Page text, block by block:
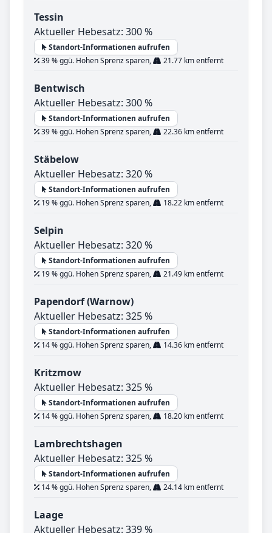
Tessin
Aktueller Hebesatz: 300 %
Standort-Informationen aufrufen
39 % ggü. Hohen Sprenz sparen,
21.77 km entfernt
Bentwisch
Aktueller Hebesatz: 300 %
Standort-Informationen aufrufen
39 % ggü. Hohen Sprenz sparen,
22.36 km entfernt
Stäbelow
Aktueller Hebesatz: 320 %
Standort-Informationen aufrufen
19 % ggü. Hohen Sprenz sparen,
18.22 km entfernt
Selpin
Aktueller Hebesatz: 320 %
Standort-Informationen aufrufen
19 % ggü. Hohen Sprenz sparen,
21.49 km entfernt
Papendorf (Warnow)
Aktueller Hebesatz: 325 %
Standort-Informationen aufrufen
14 % ggü. Hohen Sprenz sparen,
14.36 km entfernt
Kritzmow
Aktueller Hebesatz: 325 %
Standort-Informationen aufrufen
14 % ggü. Hohen Sprenz sparen,
18.20 km entfernt
Lambrechtshagen
Aktueller Hebesatz: 325 %
Standort-Informationen aufrufen
14 % ggü. Hohen Sprenz sparen,
24.14 km entfernt
Laage
Aktueller Hebesatz: 339 %